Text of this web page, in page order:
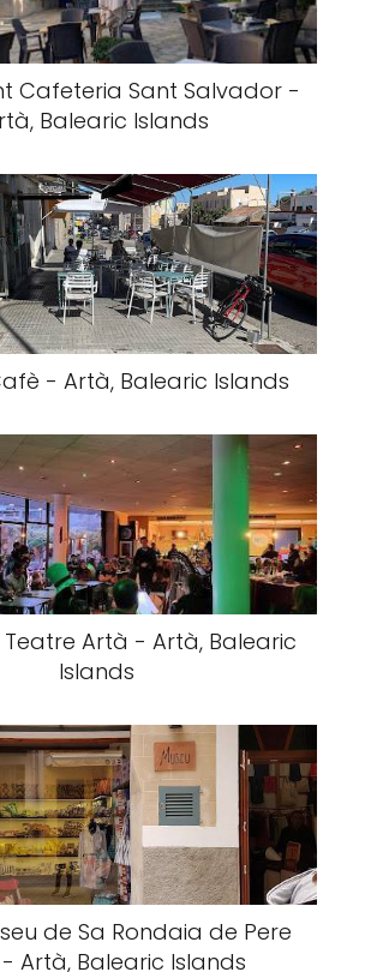
Cafeteria Sant Salvador -
Balearic Islands
- Artà, Balearic Islands
Artà - Artà, Balearic
Islands
de Sa Rondaia de Pere
- Artà, Balearic Islands